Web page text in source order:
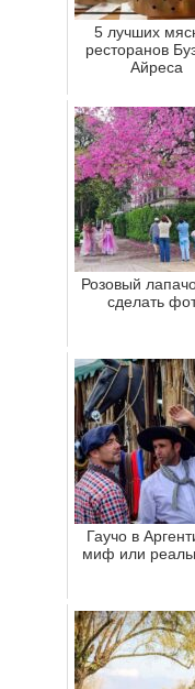
5 лучших
ресторанов
Айреса
Розовый
сделать
Гаучо в
миф или